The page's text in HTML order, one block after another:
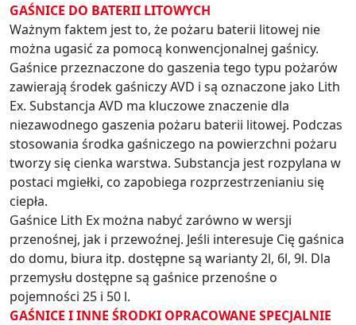
GAŚNICE DO BATERII LITOWYCH
Ważnym faktem jest to, że pożaru baterii litowej nie
można ugasić za pomocą konwencjonalnej gaśnicy.
Gaśnice przeznaczone do gaszenia tego typu pożarów
zawierają środek gaśniczy AVD i są oznaczone jako Lith
Ex. Substancja AVD ma kluczowe znaczenie dla
niezawodnego gaszenia pożaru baterii litowej. Podczas
stosowania środka gaśniczego na powierzchni pożaru
tworzy się cienka warstwa. Substancja jest rozpylana w
postaci mgiełki, co zapobiega rozprzestrzenianiu się
ciepła.
Gaśnice Lith Ex można nabyć zarówno w wersji
przenośnej, jak i przewoźnej. Jeśli interesuje Cię gaśnica
do domu, biura itp. dostępne są warianty 2l, 6l, 9l. Dla
przemysłu dostępne są gaśnice przenośne o
pojemności 25 i 50 l.
GAŚNICE I INNE ŚRODKI OPRACOWANE SPECJALNIE